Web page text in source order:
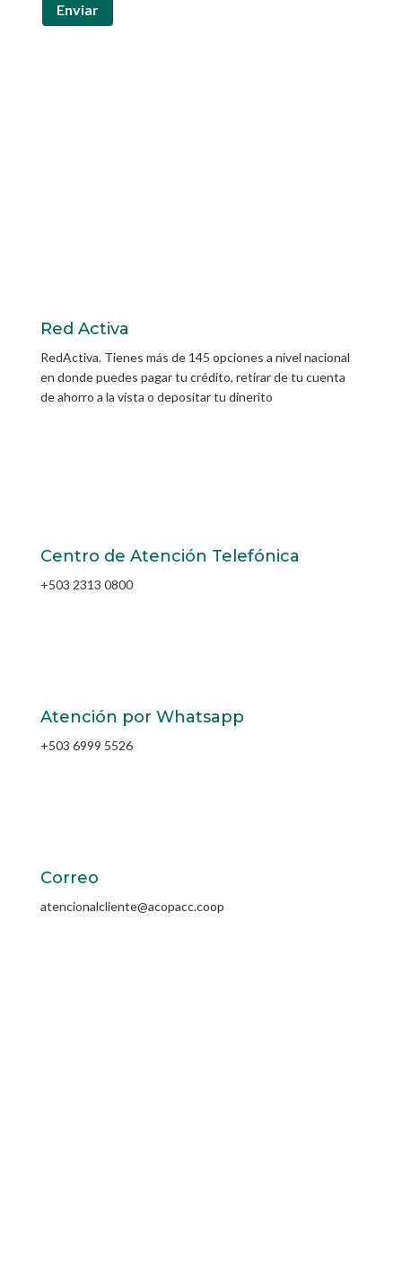
Enviar
Red Activa
RedActiva. Tienes más de 145 opciones a nivel nacional
en donde puedes pagar tu crédito, retirar de tu cuenta
de ahorro a la vista o depositar tu dinerito
Centro de Atención Telefónica
+503 2313 0800
Atención por Whatsapp
+503 6999 5526
Correo
atencionalcliente@acopacc.coop